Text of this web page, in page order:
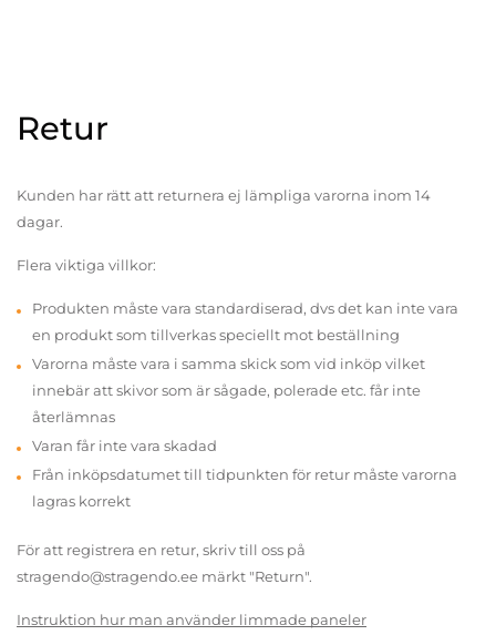
Retur
Kunden har rätt att returnera ej lämpliga varorna inom 14
dagar.
Flera viktiga villkor:
Produkten måste vara standardiserad, dvs det kan inte vara
en produkt som tillverkas speciellt mot beställning
Varorna måste vara i samma skick som vid inköp vilket
innebär att skivor som är sågade, polerade etc. får inte
återlämnas
Varan får inte vara skadad
Från inköpsdatumet till tidpunkten för retur måste varorna
lagras korrekt
För att registrera en retur, skriv till oss på
stragendo@stragendo.ee märkt "Return".
Instruktion hur man använder limmade paneler